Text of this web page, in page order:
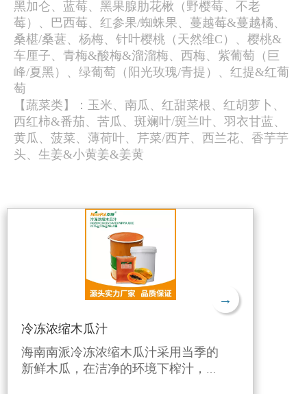
黑加仑、蓝莓、黑果腺肋花楸（野樱莓、不老
莓）、巴西莓、红参果/蜘蛛果、蔓越莓&蔓越橘、
桑椹/桑葚、杨梅、针叶樱桃（天然维C）、樱桃&
车厘子、青梅&酸梅&溜溜梅、西梅、紫葡萄（巨
峰/夏黑）、绿葡萄（阳光玫瑰/青提）、红提&红葡
萄
【蔬菜类】：玉米、南瓜、红甜菜根、红胡萝卜、
西红柿&番茄、苦瓜、斑斓叶/斑兰叶、羽衣甘蓝、
黄瓜、菠菜、薄荷叶、芹菜/西芹、西兰花、香芋芋
头、生姜&小黄姜&姜黄
→
冷冻浓缩木瓜汁
海南南派冷冻浓缩木瓜汁采用当季的
新鲜木瓜，在洁净的环境下榨汁，利